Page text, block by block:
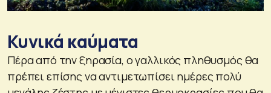
Κυνικά καύματα
Πέρα από την ξηρασία, ο γαλλικός πληθυσμός θα
πρέπει επίσης να αντιμετωπίσει ημέρες πολύ